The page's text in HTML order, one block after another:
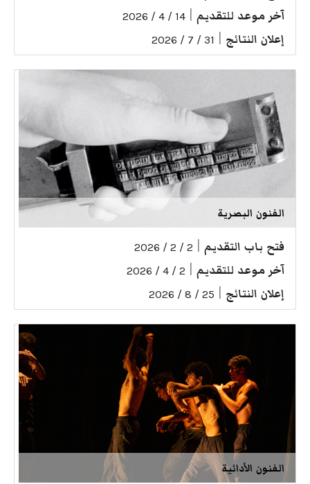
آخر موعد للتقديم 14 / 4 / 2026
إعلان النتائج 31 / 7 / 2026
الفنون البصرية
فتح باب التقديم 2 / 2 / 2026
آخر موعد للتقديم 2 / 4 / 2026
إعلان النتائج 25 / 8 / 2026
الفنون الأدائية